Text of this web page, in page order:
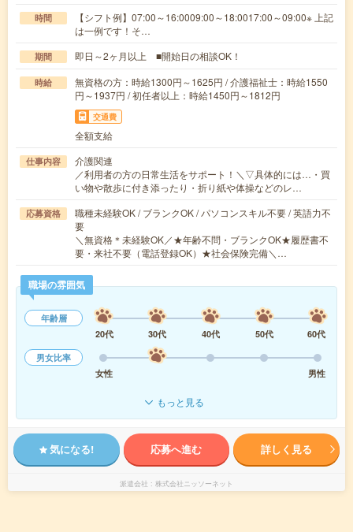
時間
【シフト例】07:00～16:0009:00～18:0017:00～09:00※ 上記
は一例です！そ…
期間 即日～2ヶ月以上 ■開始日の相談OK！
時給
無資格の方：時給1300円～1625円 / 介護福祉士：時給1550
円～1937円 / 初任者以上：時給1450円～1812円
交通費
全額支給
仕事内容
介護関連
／利用者の方の日常生活をサポート！＼▽具体的には…・買
い物や散歩に付き添ったり・折り紙や体操などのレ…
応募資格
職種未経験OK / ブランクOK / パソコンスキル不要 / 英語力不
要
＼無資格＊未経験OK／★年齢不問・ブランクOK★履歴書不
要・来社不要（電話登録OK）★社会保険完備＼…
職場の雰囲気
年齢層
20代
30代 40代 50代
60代
男女比率
女性
男性
もっと見る
気になる! 応募へ進む 詳しく見る
派遣会社 株式会社ニッソーネット